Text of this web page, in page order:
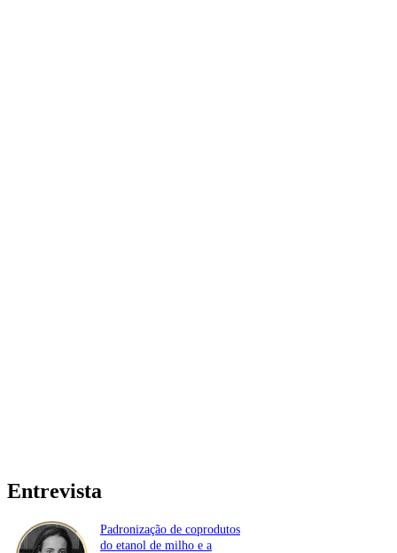
Entrevista
Padronização de coprodutos
do etanol de milho e a